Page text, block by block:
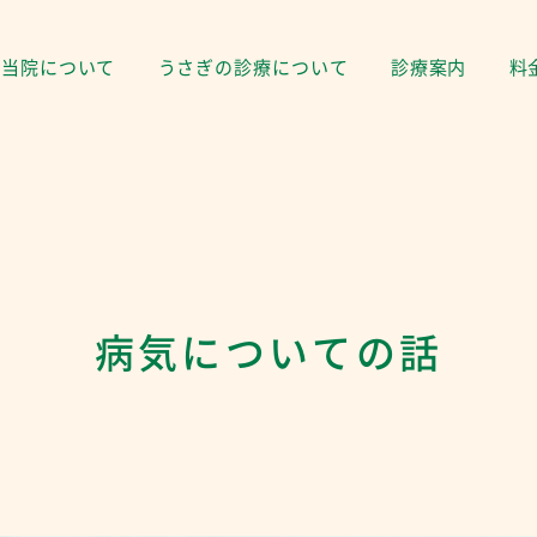
当院について うさぎの診療について 診療案内 料
病気についての話